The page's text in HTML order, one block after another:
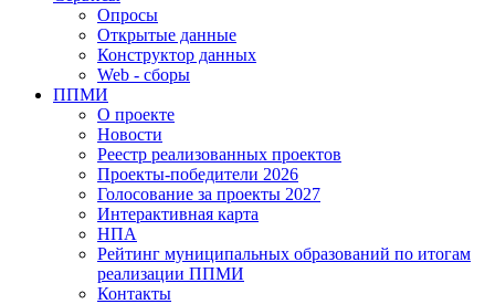
Опросы
Открытые данные
Конструктор данных
Web - сборы
ППМИ
О проекте
Новости
Реестр реализованных проектов
Проекты-победители 2026
Голосование за проекты 2027
Интерактивная карта
НПА
Рейтинг муниципальных образований по итогам
реализации ППМИ
Контакты